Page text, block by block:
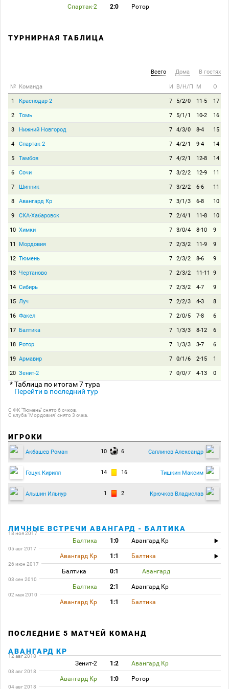
Спартак-2 2:0 Ротор
ТУРНИРНАЯ ТАБЛИЦА
Всего Дома В гостях
№ Команда И В/Н/П М О
1 Краснодар-2 7 5/2/0 11-5 17
2 Томь 7 5/1/1 10-2 16
3 Нижний Новгород 7 4/3/0 8-4 15
4 Спартак-2 7 4/2/1 9-4 14
5 Тамбов 7 4/2/1 12-8 14
6 Сочи 7 3/2/2 12-9 11
7 Шинник 7 3/2/2 6-6 11
8 Авангард Кр 7 3/1/3 6-8 10
9 СКА-Хабаровск 7 2/4/1 11-8 10
10 Химки 7 3/0/4 8-10 9
11 Мордовия 7 2/3/2 11-9 9
12 Тюмень 7 2/3/2 8-6 9
13 Чертаново 7 2/3/2 11-11 9
14 Сибирь 7 2/3/2 4-7 9
15 Луч 7 2/2/3 4-3 8
16 Факел 7 2/0/5 7-8 6
17 Балтика 7 1/3/3 8-12 6
18 Ротор 7 1/3/3 3-7 6
19 Армавир 7 0/1/6 2-15 1
20 Зенит-2 7 0/0/7 4-13 0
* Таблица по итогам 7 тура
Перейти в последний тур
С ФК "Тюмень" снято 6 очков.
С клуба "Мордовия" снято 3 очка.
ИГРОКИ
Акбашев Роман 10 6 Саплинов Александр
Гоцук Кирилл 14 16 Тишкин Максим
Альшин Ильнур 1 2 Крючков Владислав
ЛИЧНЫЕ ВСТРЕЧИ АВАНГАРД - БАЛТИКА
18 ноя 2017
Балтика 1:0 Авангард Кр
05 авг 2017
Авангард Кр 1:1 Балтика
26 июн 2017
Балтика 0:1 Авангард
03 сен 2010
Балтика 2:1 Авангард Кр
02 мая 2010
Авангард Кр 1:1 Балтика
ПОСЛЕДНИЕ 5 МАТЧЕЙ КОМАНД
АВАНГАРД КР
12 авг 2018
Зенит-2 1:2 Авангард Кр
08 авг 2018
Авангард Кр 1:0 Ротор
04 авг 2018